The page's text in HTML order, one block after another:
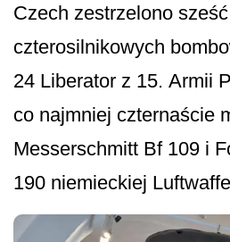
Czech zestrzelono
czterosilnikowych
24 Liberator z 15. Armii
co najmniej czternaście
Messerschmitt Bf 109 i
190 niemieckiej